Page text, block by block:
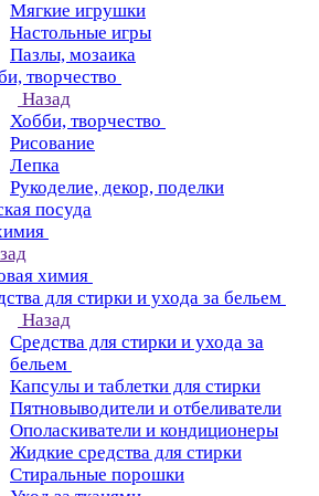
Мягкие игрушки
Настольные игры
Пазлы, мозаика
творчество
Назад
Хобби, творчество
Рисование
Лепка
Рукоделие, декор, поделки
посуда
химия
для стирки и ухода за бельем
Назад
Средства для стирки и ухода за
бельем
Капсулы и таблетки для стирки
Пятновыводители и отбеливатели
Ополаскиватели и кондиционеры
Жидкие средства для стирки
Стиральные порошки